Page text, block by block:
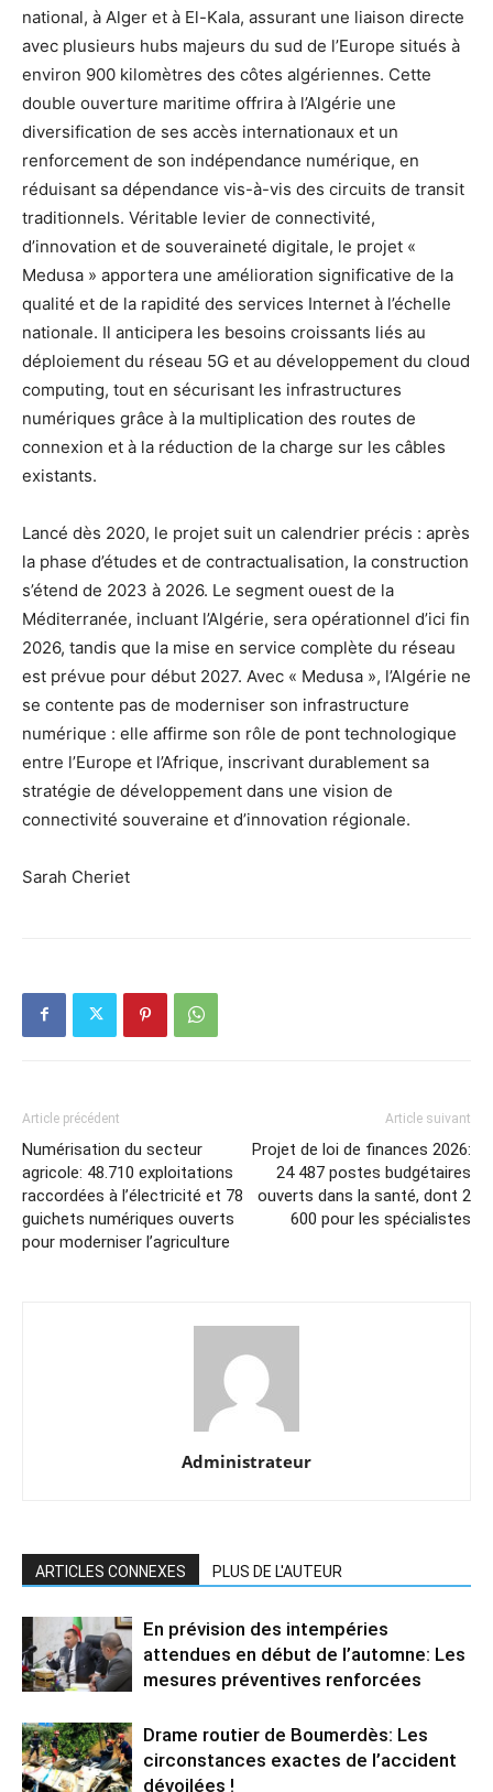
national, à Alger et à El-Kala, assurant une liaison directe
avec plusieurs hubs majeurs du sud de l’Europe situés à
environ 900 kilomètres des côtes algériennes. Cette
double ouverture maritime offrira à l’Algérie une
diversification de ses accès internationaux et un
renforcement de son indépendance numérique, en
réduisant sa dépendance vis-à-vis des circuits de transit
traditionnels. Véritable levier de connectivité,
d’innovation et de souveraineté digitale, le projet «
Medusa » apportera une amélioration significative de la
qualité et de la rapidité des services Internet à l’échelle
nationale. Il anticipera les besoins croissants liés au
déploiement du réseau 5G et au développement du cloud
computing, tout en sécurisant les infrastructures
numériques grâce à la multiplication des routes de
connexion et à la réduction de la charge sur les câbles
existants.
Lancé dès 2020, le projet suit un calendrier précis : après
la phase d’études et de contractualisation, la construction
s’étend de 2023 à 2026. Le segment ouest de la
Méditerranée, incluant l’Algérie, sera opérationnel d’ici fin
2026, tandis que la mise en service complète du réseau
est prévue pour début 2027. Avec « Medusa », l’Algérie ne
se contente pas de moderniser son infrastructure
numérique : elle affirme son rôle de pont technologique
entre l’Europe et l’Afrique, inscrivant durablement sa
stratégie de développement dans une vision de
connectivité souveraine et d’innovation régionale.
Sarah Cheriet
Article précédent
Numérisation du secteur
agricole: 48.710 exploitations
raccordées à l’électricité et 78
guichets numériques ouverts
pour moderniser l’agriculture
Article suivant
Projet de loi de finances 2026:
24 487 postes budgétaires
ouverts dans la santé, dont 2
600 pour les spécialistes
Administrateur
ARTICLES CONNEXES PLUS DE L'AUTEUR
En prévision des intempéries
attendues en début de l’automne: Les
mesures préventives renforcées
Drame routier de Boumerdès: Les
circonstances exactes de l’accident
dévoilées !